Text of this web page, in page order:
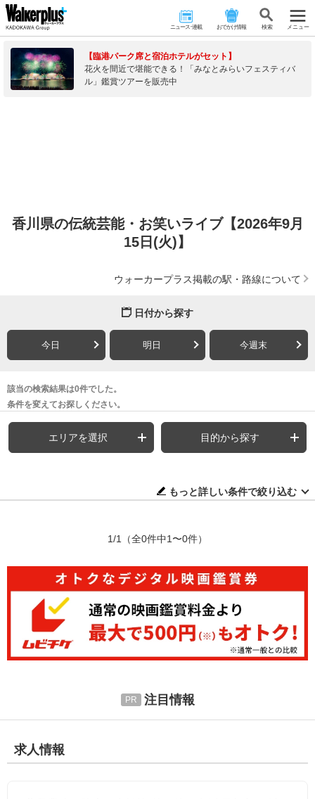
ニュース･連載 おでかけ情報 検 索 メニュー
【臨港パーク席と宿泊ホテルがセット】
花火を間近で堪能できる！「みなとみらいフェスティバ
ル」鑑賞ツアーを販売中
香川県の伝統芸能・お笑いライブ【2026年9月
15日(火)】
ウォーカープラス掲載の駅・路線について
日付から探す
今日 明日 今週末
該当の検索結果は0件でした。
条件を変えてお探しください。
エリアを選択 目的から探す
もっと詳しい条件で絞り込む
1/1 （全0件中1〜0件）
注目情報
求人情報